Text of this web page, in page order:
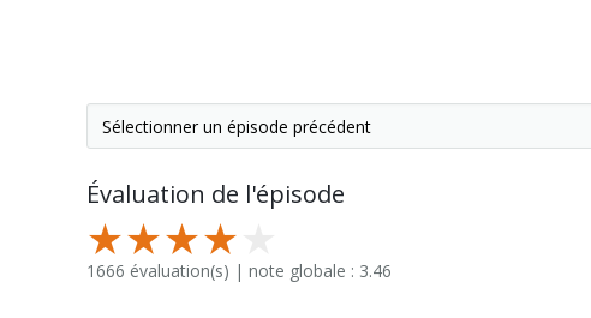
Évaluation de l'épisode
1666 évaluation(s) | note globale : 3.46